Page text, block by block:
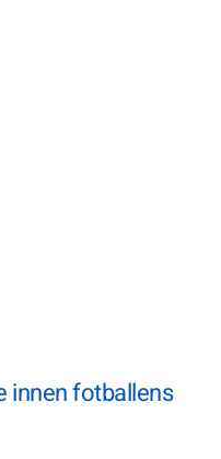
innen fotballens